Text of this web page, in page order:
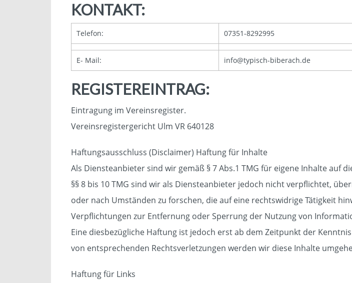
KONTAKT:
Telefon: 07351-8292995
E- Mail: info@typisch-biberach.de
REGISTEREINTRAG:
Eintragung im Vereinsregister.
Vereinsregistergericht Ulm VR 640128
Haftungsausschluss (Disclaimer) Haftung für Inhalte
Als Diensteanbieter sind wir gemäß § 7 Abs.1 TMG für eigene Inhalte auf
§§ 8 bis 10 TMG sind wir als Diensteanbieter jedoch nicht verpflichtet,
oder nach Umständen zu forschen, die auf eine rechtswidrige Tätigkeit
Verpflichtungen zur Entfernung oder Sperrung der Nutzung von
Eine diesbezügliche Haftung ist jedoch erst ab dem Zeitpunkt der
von entsprechenden Rechtsverletzungen werden wir diese Inhalte
Haftung für Links